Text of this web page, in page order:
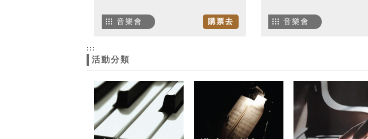
購票去
音樂會 音樂會
:::
活動分類